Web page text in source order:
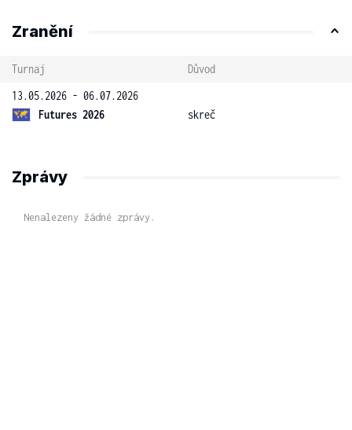
Zranění
Turnaj
Důvod
13.05.2026 - 06.07.2026
Futures 2026
skreč
Zprávy
Nenalezeny žádné zprávy.